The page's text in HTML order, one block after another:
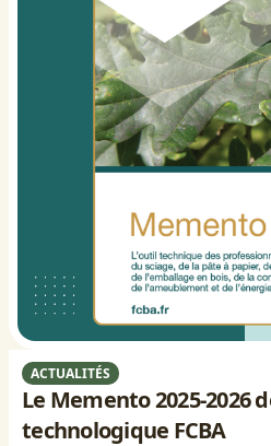
ACTUALITÉS
Le Memento 2025-2026
technologique FCBA